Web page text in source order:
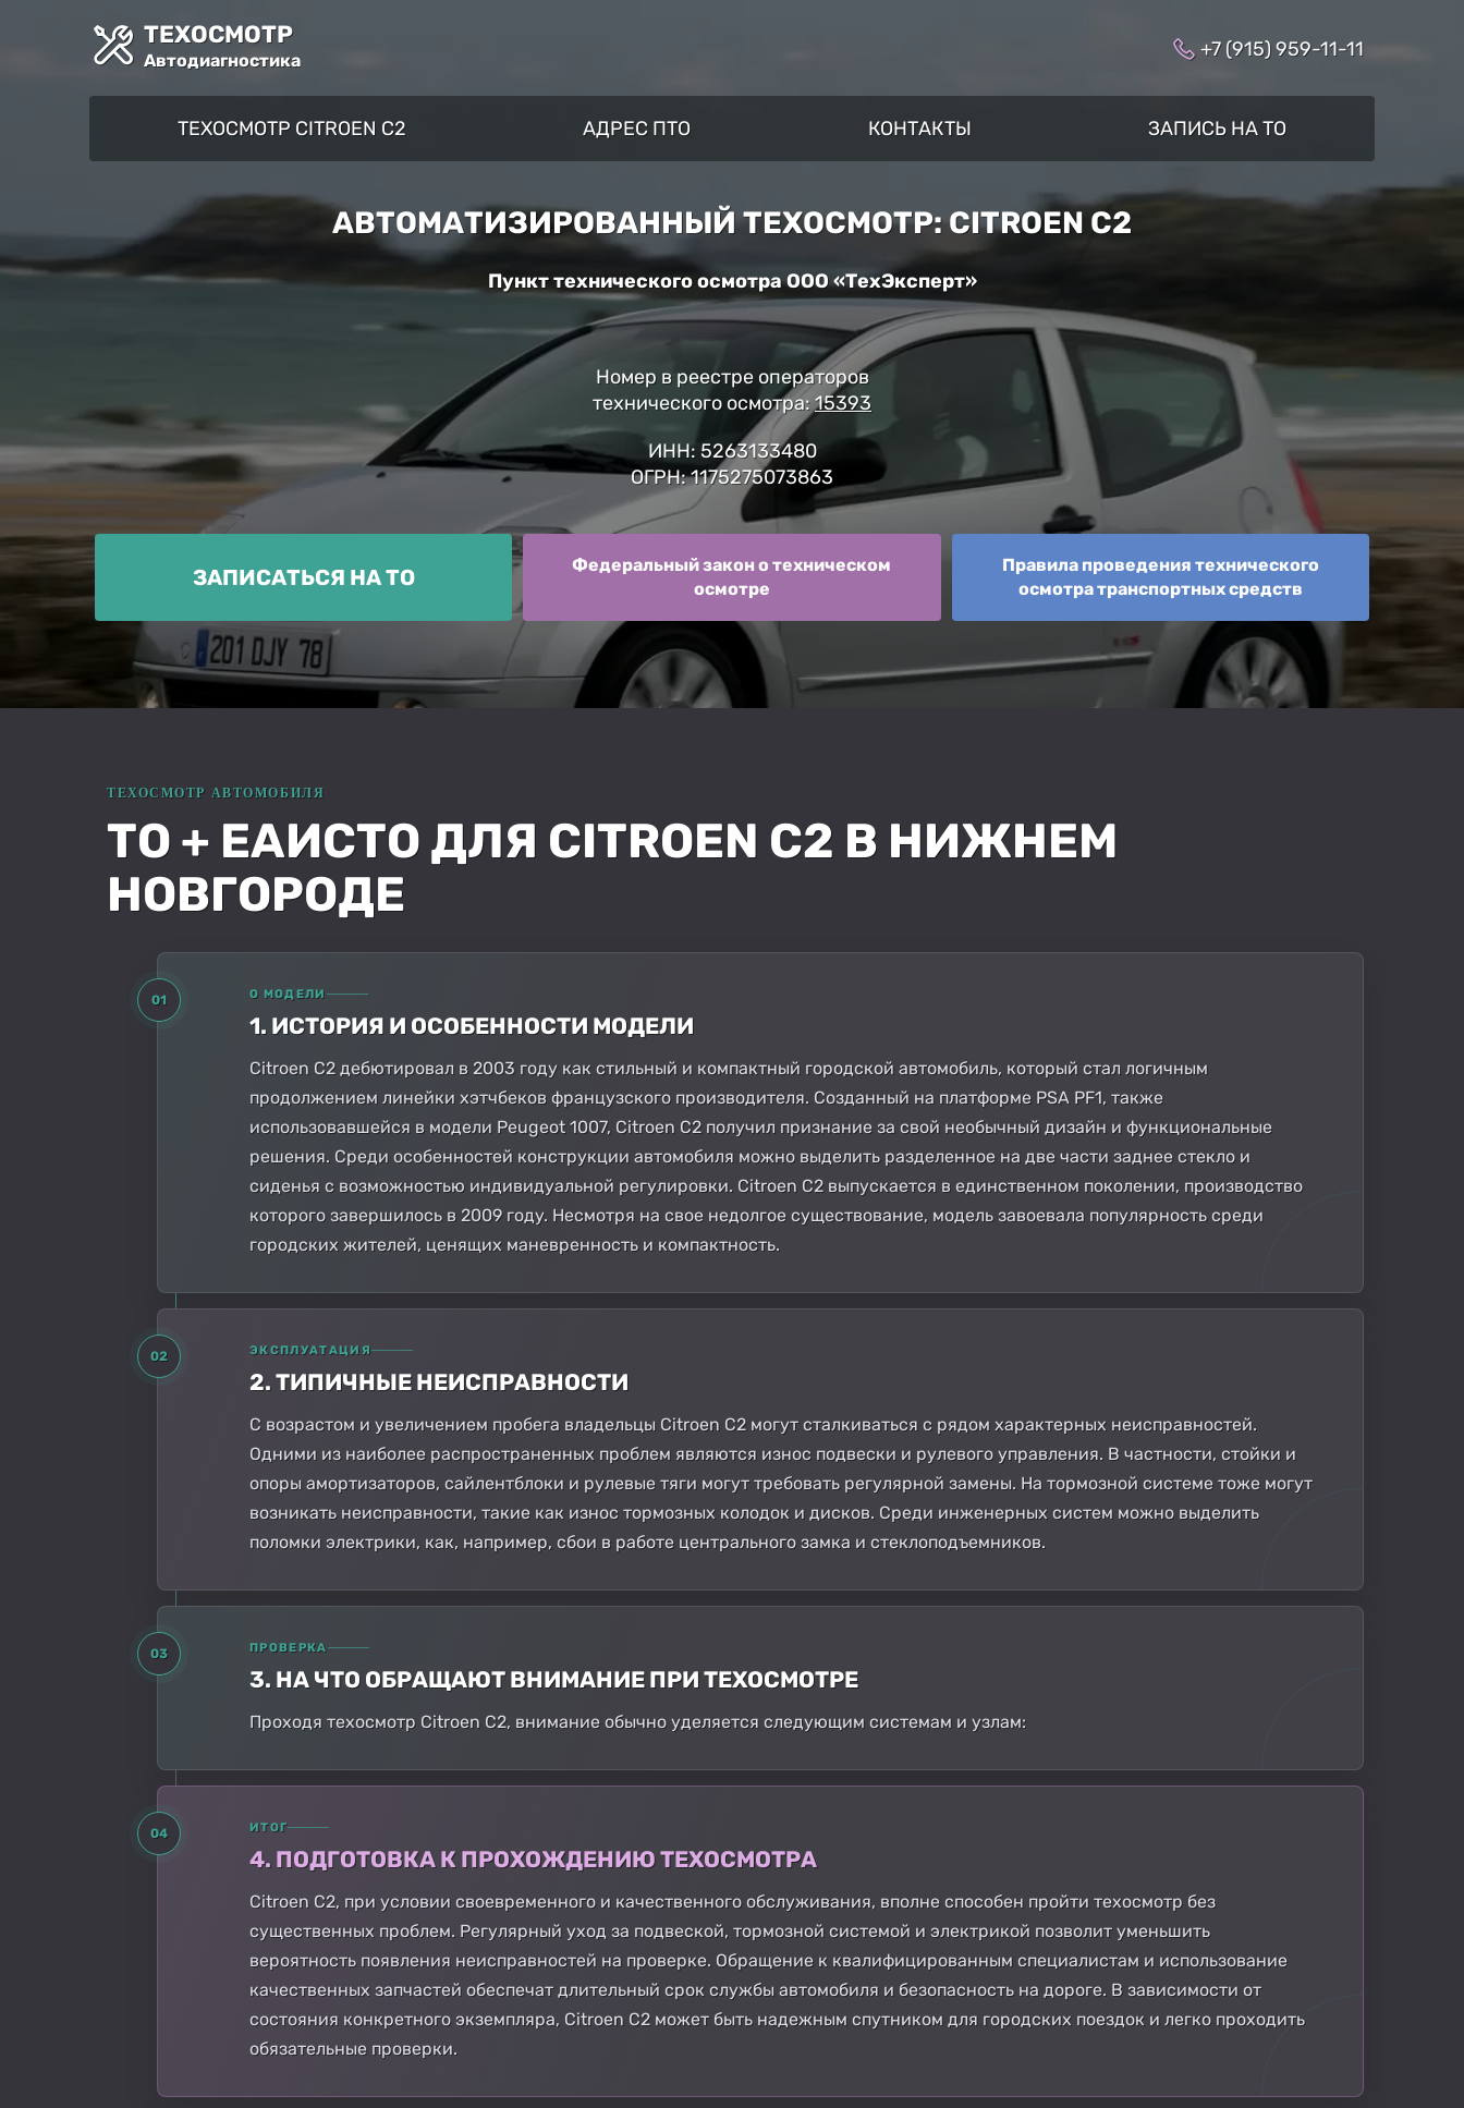
ТЕХОСМОТР
Автодиагностика +7 (915) 959-11-11
ТЕХОСМОТР CITROEN C2 АДРЕС ПТО КОНТАКТЫ ЗАПИСЬ НА ТО
АВТОМАТИЗИРОВАННЫЙ ТЕХОСМОТР: CITROEN C2
Пункт технического осмотра ООО «ТехЭксперт»
Номер в реестре операторов
технического осмотра:15393
ИНН: 5263133480
ОГРН: 1175275073863
ЗАПИСАТЬСЯ НА ТО
Федеральный закон о техническом
осмотре
Правила проведения технического
осмотра транспортных средств
ТО + ЕАИСТО ДЛЯ CITROEN C2 В НИЖНЕМ
НОВГОРОДЕ
01 О МОДЕЛИ
1. ИСТОРИЯ И ОСОБЕННОСТИ МОДЕЛИ
Citroen C2 дебютировал в 2003 году как стильный и компактный городской автомобиль, который стал логичным
продолжением линейки хэтчбеков французского производителя. Созданный на платформе PSA PF1, также
использовавшейся в модели Peugeot 1007, Citroen C2 получил признание за свой необычный дизайн и функциональные
решения. Среди особенностей конструкции автомобиля можно выделить разделенное на две части заднее стекло и
сиденья с возможностью индивидуальной регулировки. Citroen C2 выпускается в единственном поколении, производство
которого завершилось в 2009 году. Несмотря на свое недолгое существование, модель завоевала популярность среди
городских жителей, ценящих маневренность и компактность.
02 ЭКСПЛУАТАЦИЯ
2. ТИПИЧНЫЕ НЕИСПРАВНОСТИ
С возрастом и увеличением пробега владельцы Citroen C2 могут сталкиваться с рядом характерных неисправностей.
Одними из наиболее распространенных проблем являются износ подвески и рулевого управления. В частности, стойки и
опоры амортизаторов, сайлентблоки и рулевые тяги могут требовать регулярной замены. На тормозной системе тоже могут
возникать неисправности, такие как износ тормозных колодок и дисков. Среди инженерных систем можно выделить
поломки электрики, как, например, сбои в работе центрального замка и стеклоподъемников.
03 ПРОВЕРКА
3. НА ЧТО ОБРАЩАЮТ ВНИМАНИЕ ПРИ ТЕХОСМОТРЕ
Проходя техосмотр Citroen C2, внимание обычно уделяется следующим системам и узлам:
04 ИТОГ
4. ПОДГОТОВКА К ПРОХОЖДЕНИЮ ТЕХОСМОТРА
Citroen C2, при условии своевременного и качественного обслуживания, вполне способен пройти техосмотр без
существенных проблем. Регулярный уход за подвеской, тормозной системой и электрикой позволит уменьшить
вероятность появления неисправностей на проверке. Обращение к квалифицированным специалистам и использование
качественных запчастей обеспечат длительный срок службы автомобиля и безопасность на дороге. В зависимости от
состояния конкретного экземпляра, Citroen C2 может быть надежным спутником для городских поездок и легко проходить
обязательные проверки.